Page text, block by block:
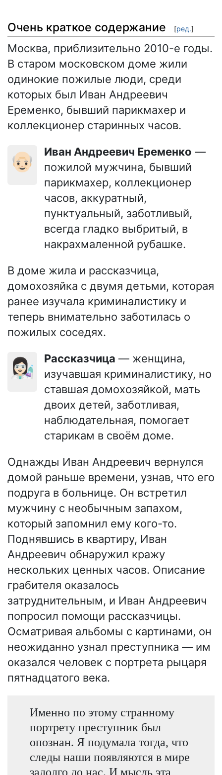
Очень краткое содержание [ред.]
Москва, приблизительно 2010-е годы.
В старом московском доме жили
одинокие пожилые люди, среди
которых был Иван Андреевич
Еременко, бывший парикмахер и
коллекционер старинных часов.
👴🏻 Иван Андреевич Еременко —
пожилой мужчина, бывший
парикмахер, коллекционер
часов, аккуратный,
пунктуальный, заботливый,
всегда гладко выбритый, в
накрахмаленной рубашке.
В доме жила и рассказчица,
домохозяйка с двумя детьми, которая
ранее изучала криминалистику и
теперь внимательно заботилась о
пожилых соседях.
👩🏻‍🔬 Рассказчица — женщина,
изучавшая криминалистику, но
ставшая домохозяйкой, мать
двоих детей, заботливая,
наблюдательная, помогает
старикам в своём доме.
Однажды Иван Андреевич вернулся
домой раньше времени, узнав, что его
подруга в больнице. Он встретил
мужчину с необычным запахом,
который запомнил ему кого-то.
Поднявшись в квартиру, Иван
Андреевич обнаружил кражу
нескольких ценных часов. Описание
грабителя оказалось
затруднительным, и Иван Андреевич
попросил помощи рассказчицы.
Осматривая альбомы с картинами, он
неожиданно узнал преступника — им
оказался человек с портрета рыцаря
пятнадцатого века.
Именно по этому странному
портрету преступник был
опознан. Я подумала тогда, что
следы наши появляются в мире
задолго до нас. И мысль эта